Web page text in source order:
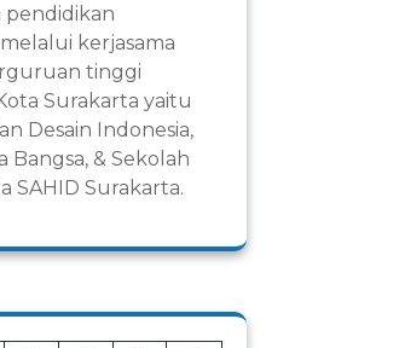
kerjasama
tinggi
Surakarta yaitu
Desain Indonesia,
Bangsa, & Sekolah
SAHID Surakarta.